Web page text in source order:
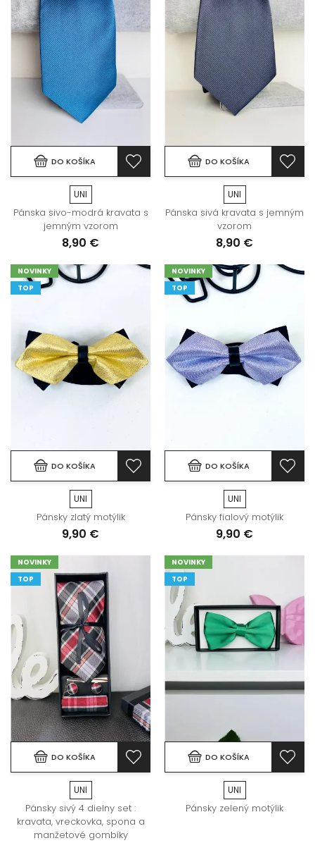
DO KOŠÍKA
UNI
Pánska sivo-modrá kravata s
jemným vzorom
8,90 €
DO KOŠÍKA
UNI
Pánska sivá kravata s jemným
vzorom
8,90 €
NOVINKY
TOP
DO KOŠÍKA
UNI
Pánsky zlatý motýlik
9,90 €
NOVINKY
TOP
DO KOŠÍKA
UNI
Pánsky fialový motýlik
9,90 €
NOVINKY
TOP
DO KOŠÍKA
UNI
Pánsky sivý 4 dielny set :
kravata, vreckovka, spona a
manžetové gombíky
NOVINKY
TOP
DO KOŠÍKA
UNI
Pánsky zelený motýlik